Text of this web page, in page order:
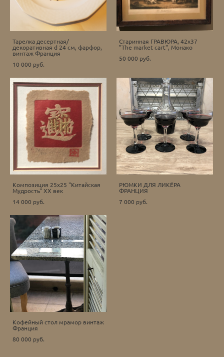
Тарелка десертная/
декоративная d 24 см, фарфор,
винтаж Франция
10 000 pуб.
Старинная ГРАВЮРА, 42х37
"The market cart", Монако
50 000 pуб.
Композиция 25х25 "Китайская
Мудрость" ХХ век
14 000 pуб.
РЮМКИ ДЛЯ ЛИКЁРА
ФРАНЦИЯ
7 000 pуб.
Кофейный стол мрамор винтаж
Франция
80 000 pуб.